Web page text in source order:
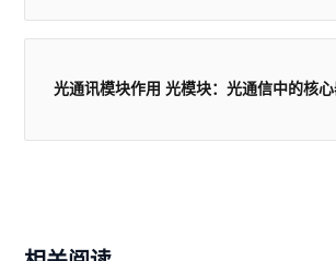
光通讯模块作用 光模块：光通信中的核心